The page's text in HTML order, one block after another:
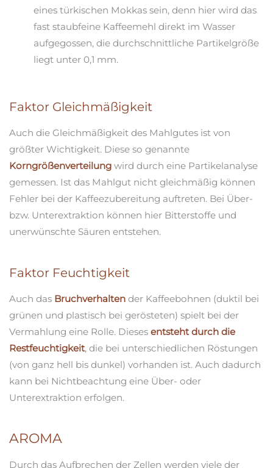
eines türkischen Mokkas sein, denn hier wird das
fast staubfeine Kaffeemehl direkt im Wasser
aufgegossen, die durchschnittliche Partikelgröße
liegt unter 0,1 mm.
Faktor Gleichmäßigkeit
Auch die Gleichmäßigkeit des Mahlgutes ist von
größter Wichtigkeit. Diese so genannte
Korngrößenverteilung wird durch eine Partikelanalyse
gemessen. Ist das Mahlgut nicht gleichmäßig können
Fehler bei der Kaffeezubereitung auftreten. Bei Über-
bzw. Unterextraktion können hier Bitterstoffe und
unerwünschte Säuren entstehen.
Faktor Feuchtigkeit
Auch das Bruchverhalten der Kaffeebohnen (duktil bei
grünen und plastisch bei gerösteten) spielt bei der
Vermahlung eine Rolle. Dieses entsteht durch die
Restfeuchtigkeit, die bei unterschiedlichen Röstungen
(von ganz hell bis dunkel) vorhanden ist. Auch dadurch
kann bei Nichtbeachtung eine Über- oder
Unterextraktion erfolgen.
AROMA
Durch das Aufbrechen der Zellen werden viele der